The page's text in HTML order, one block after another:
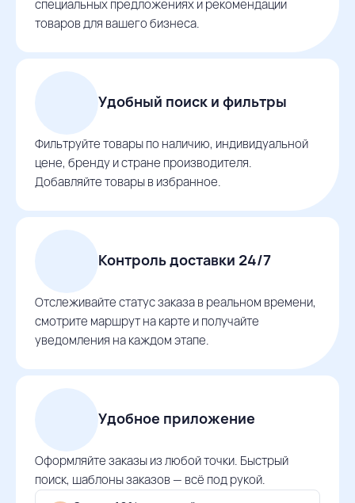
специальных предложениях и рекомендации
товаров для вашего бизнеса.
Удобный поиск и фильтры
Фильтруйте товары по наличию, индивидуальной
цене, бренду и стране производителя.
Добавляйте товары в избранное.
Контроль доставки 24/7
Отслеживайте статус заказа в реальном времени,
смотрите маршрут на карте и получайте
уведомления на каждом этапе.
Удобное приложение
Оформляйте заказы из любой точки. Быстрый
поиск, шаблоны заказов — всё под рукой.